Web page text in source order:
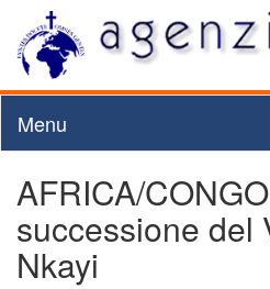
Menu
AFRICA/
successione del
Nkayi